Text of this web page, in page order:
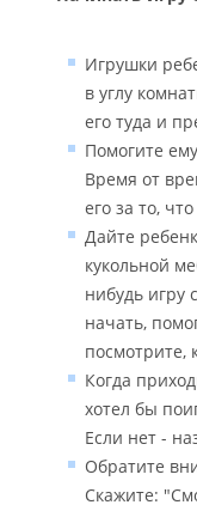
Игрушки
в углу
его туда и
Помогите
Время от
его за то,
Дайте
кукольной
нибудь игру
начать,
посмотрите,
Когда
хотел бы
Если нет -
Обратите
Скажите: